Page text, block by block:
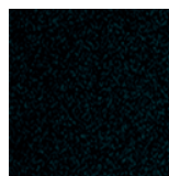
Skip
to
content